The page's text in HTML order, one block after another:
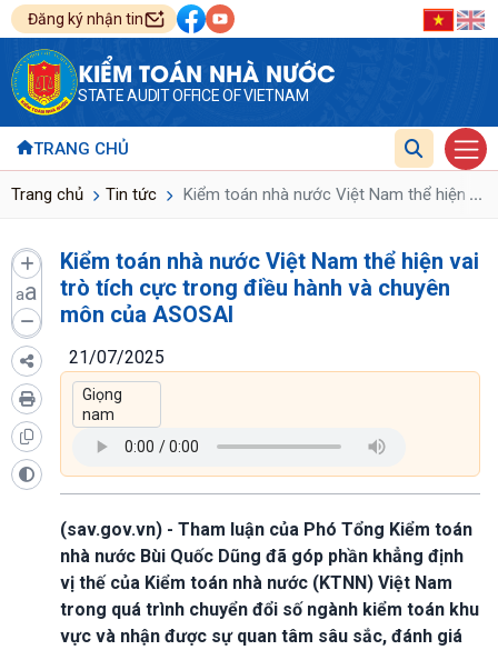
Đăng ký nhận tin
KIỂM TOÁN NHÀ NƯỚC
STATE AUDIT OFFICE OF VIETNAM
TRANG CHỦ
Trang chủ Tin tức Kiểm toán nhà nước Việt Nam thể hiện ...
aa
Kiểm toán nhà nước Việt Nam thể hiện vai
trò tích cực trong điều hành và chuyên
môn của ASOSAI
21/07/2025
(sav.gov.vn) - Tham luận của Phó Tổng Kiểm toán
nhà nước Bùi Quốc Dũng đã góp phần khẳng định
vị thế của Kiểm toán nhà nước (KTNN) Việt Nam
trong quá trình chuyển đổi số ngành kiểm toán khu
vực và nhận được sự quan tâm sâu sắc, đánh giá